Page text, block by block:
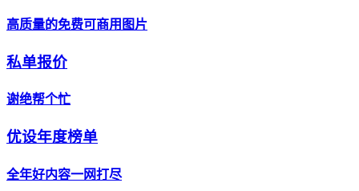
高质量的免费可商用图片
私单报价
谢绝帮个忙
优设年度榜单
全年好内容一网打尽